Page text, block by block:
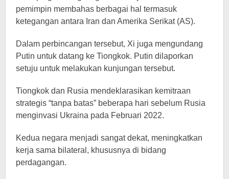
pemimpin membahas berbagai hal termasuk
ketegangan antara Iran dan Amerika Serikat (AS).
Dalam perbincangan tersebut, Xi juga mengundang
Putin untuk datang ke Tiongkok. Putin dilaporkan
setuju untuk melakukan kunjungan tersebut.
Tiongkok dan Rusia mendeklarasikan kemitraan
strategis “tanpa batas” beberapa hari sebelum Rusia
menginvasi Ukraina pada Februari 2022.
Kedua negara menjadi sangat dekat, meningkatkan
kerja sama bilateral, khususnya di bidang
perdagangan.